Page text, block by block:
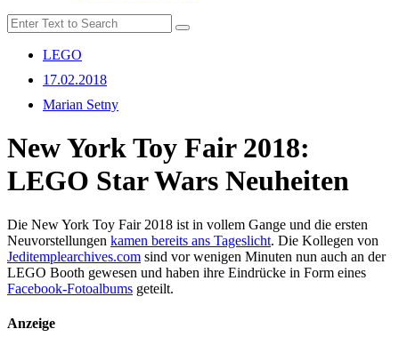
LEGO
17.02.2018
Marian Setny
New York Toy Fair 2018:
LEGO Star Wars Neuheiten
Die New York Toy Fair 2018 ist in vollem Gange und die ersten
Neuvorstellungen kamen bereits ans Tageslicht. Die Kollegen von
Jeditemplearchives.com sind vor wenigen Minuten nun auch an der
LEGO Booth gewesen und haben ihre Eindrücke in Form eines
Facebook-Fotoalbums geteilt.
Anzeige